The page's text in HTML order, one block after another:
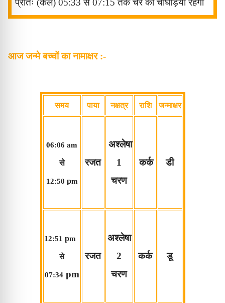
प्रातः (कल) 05:33से 07:15तक चर का चौघड़िया रहेगा
आज जन्मे बच्चों का नामाक्षर :-
समय पाया नक्षत्र राशि जन्माक्षर
06:06 am
से
12:50 pm
रजत
अश्लेषा
1
चरण
कर्क डी
12:51 pm
से
07:34pm
रजत
अश्लेषा
2
चरण
कर्क डू